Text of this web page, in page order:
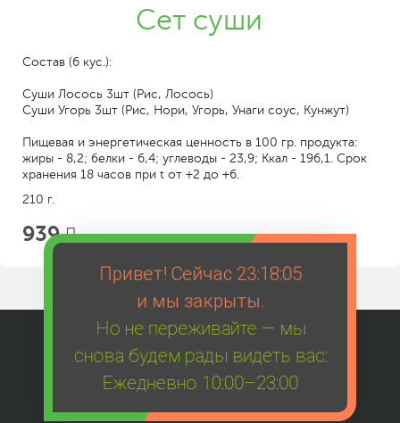
Привет! Сейчас 23:18:05
и мы закрыты.
Но не переживайте — мы
снова будем рады видеть вас:
Ежедневно 10:00–23:00
Сет суши
Состав (6 кус.):
Суши Лосось 3шт (Рис, Лосось)
Суши Угорь 3шт (Рис, Нори, Угорь, Унаги соус, Кунжут)
Пищевая и энергетическая ценность в 100 гр. продукта:
жиры - 8,2; белки - 6,4; углеводы - 23,9; Ккал - 196,1. Срок
хранения 18 часов при t от +2 до +6.
210 г.
939